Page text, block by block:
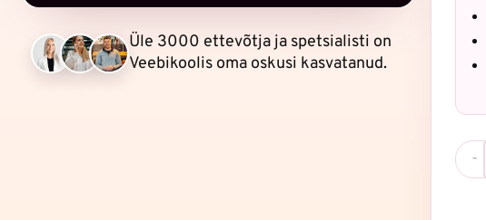
Üle 3000 ettevõtja ja spetsialisti on
Veebikoolis oma oskusi kasvatanud.
-